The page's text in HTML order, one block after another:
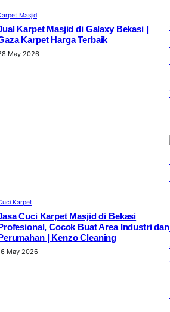
Masjid
Karpet Masjid di Galaxy Bekasi |
Karpet Harga Terbaik
May 2026
Karpet
Cuci Karpet Masjid di Bekasi
Profesional, Cocok Buat Area Industri dan
Perumahan | Kenzo Cleaning
May 2026